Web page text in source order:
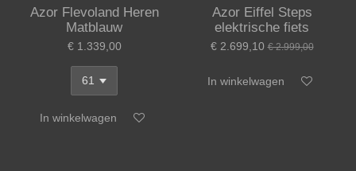
Azor Flevoland Heren
Matblauw
€ 1.339,00
In winkelwagen
Azor Eiffel Steps
elektrische fiets
€ 2.699,10 € 2.999,00
In winkelwagen